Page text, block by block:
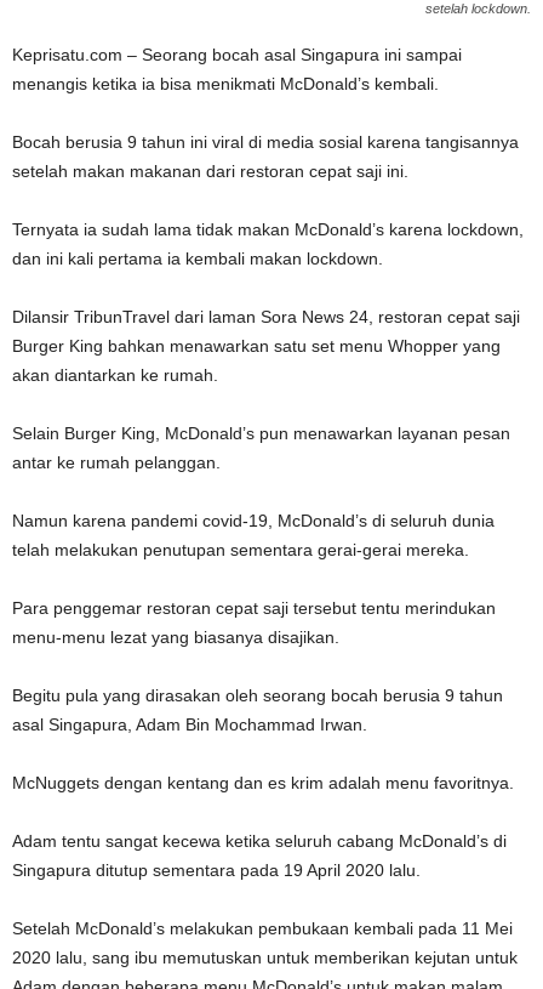
setelah lockdown.
Keprisatu.com – Seorang bocah asal Singapura ini sampai
menangis ketika ia bisa menikmati McDonald’s kembali.
Bocah berusia 9 tahun ini viral di media sosial karena tangisannya
setelah makan makanan dari restoran cepat saji ini.
Ternyata ia sudah lama tidak makan McDonald’s karena lockdown,
dan ini kali pertama ia kembali makan lockdown.
Dilansir TribunTravel dari laman Sora News 24, restoran cepat saji
Burger King bahkan menawarkan satu set menu Whopper yang
akan diantarkan ke rumah.
Selain Burger King, McDonald’s pun menawarkan layanan pesan
antar ke rumah pelanggan.
Namun karena pandemi covid-19, McDonald’s di seluruh dunia
telah melakukan penutupan sementara gerai-gerai mereka.
Para penggemar restoran cepat saji tersebut tentu merindukan
menu-menu lezat yang biasanya disajikan.
Begitu pula yang dirasakan oleh seorang bocah berusia 9 tahun
asal Singapura, Adam Bin Mochammad Irwan.
McNuggets dengan kentang dan es krim adalah menu favoritnya.
Adam tentu sangat kecewa ketika seluruh cabang McDonald’s di
Singapura ditutup sementara pada 19 April 2020 lalu.
Setelah McDonald’s melakukan pembukaan kembali pada 11 Mei
2020 lalu, sang ibu memutuskan untuk memberikan kejutan untuk